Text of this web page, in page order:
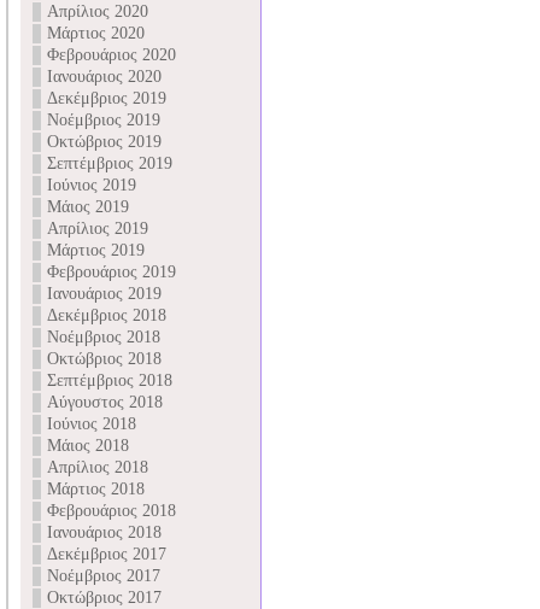
Απρίλιος 2020
Μάρτιος 2020
Φεβρουάριος 2020
Ιανουάριος 2020
Δεκέμβριος 2019
Νοέμβριος 2019
Οκτώβριος 2019
Σεπτέμβριος 2019
Ιούνιος 2019
Μάιος 2019
Απρίλιος 2019
Μάρτιος 2019
Φεβρουάριος 2019
Ιανουάριος 2019
Δεκέμβριος 2018
Νοέμβριος 2018
Οκτώβριος 2018
Σεπτέμβριος 2018
Αύγουστος 2018
Ιούνιος 2018
Μάιος 2018
Απρίλιος 2018
Μάρτιος 2018
Φεβρουάριος 2018
Ιανουάριος 2018
Δεκέμβριος 2017
Νοέμβριος 2017
Οκτώβριος 2017